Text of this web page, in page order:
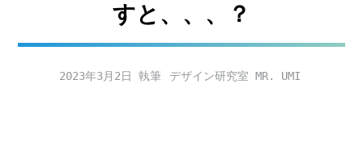
すと、、、？
2023年3月2日 デザイン研究室 MR. UMI